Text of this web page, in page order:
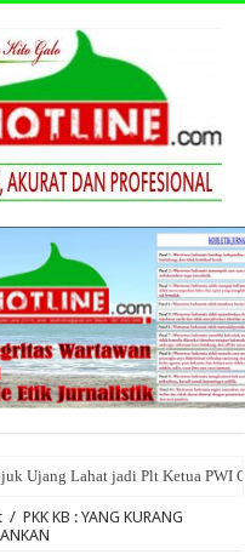
Ujang Lahat jadi Plt Ketua PWI
/ PKK KB : YANG KURANG